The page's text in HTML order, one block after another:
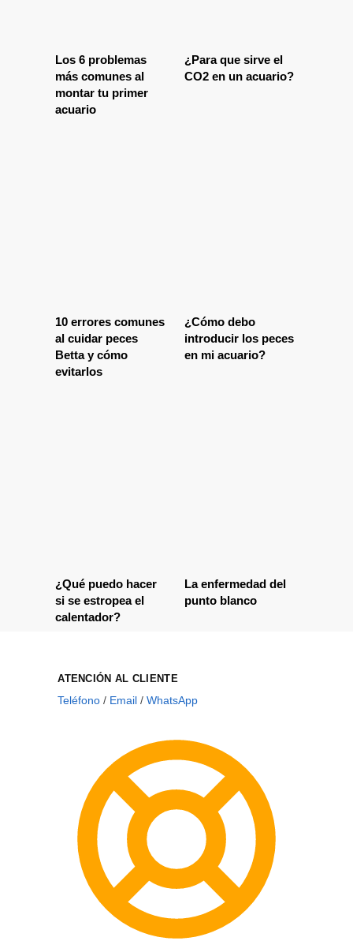
Los 6 problemas
más comunes al
montar tu primer
acuario
¿Para que sirve el
CO2 en un acuario?
10 errores comunes
al cuidar peces
Betta y cómo
evitarlos
¿Cómo debo
introducir los peces
en mi acuario?
¿Qué puedo hacer
si se estropea el
calentador?
La enfermedad del
punto blanco
ATENCIÓN AL CLIENTE
Teléfono / Email /WhatsApp